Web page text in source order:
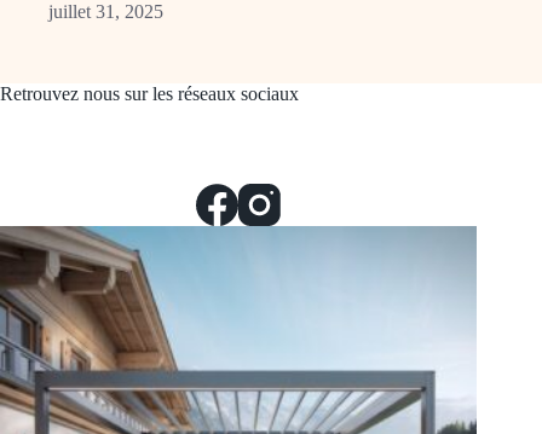
juillet 31, 2025
Retrouvez nous sur les réseaux sociaux